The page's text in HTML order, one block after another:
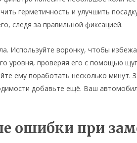
герметичность и улучшить
следя за правильной фиксацией.
Используйте воронку, чтобы
уровня, проверяя его с помощью
ему поработать несколько минут.
добавьте ещё. Ваш
ошибки при